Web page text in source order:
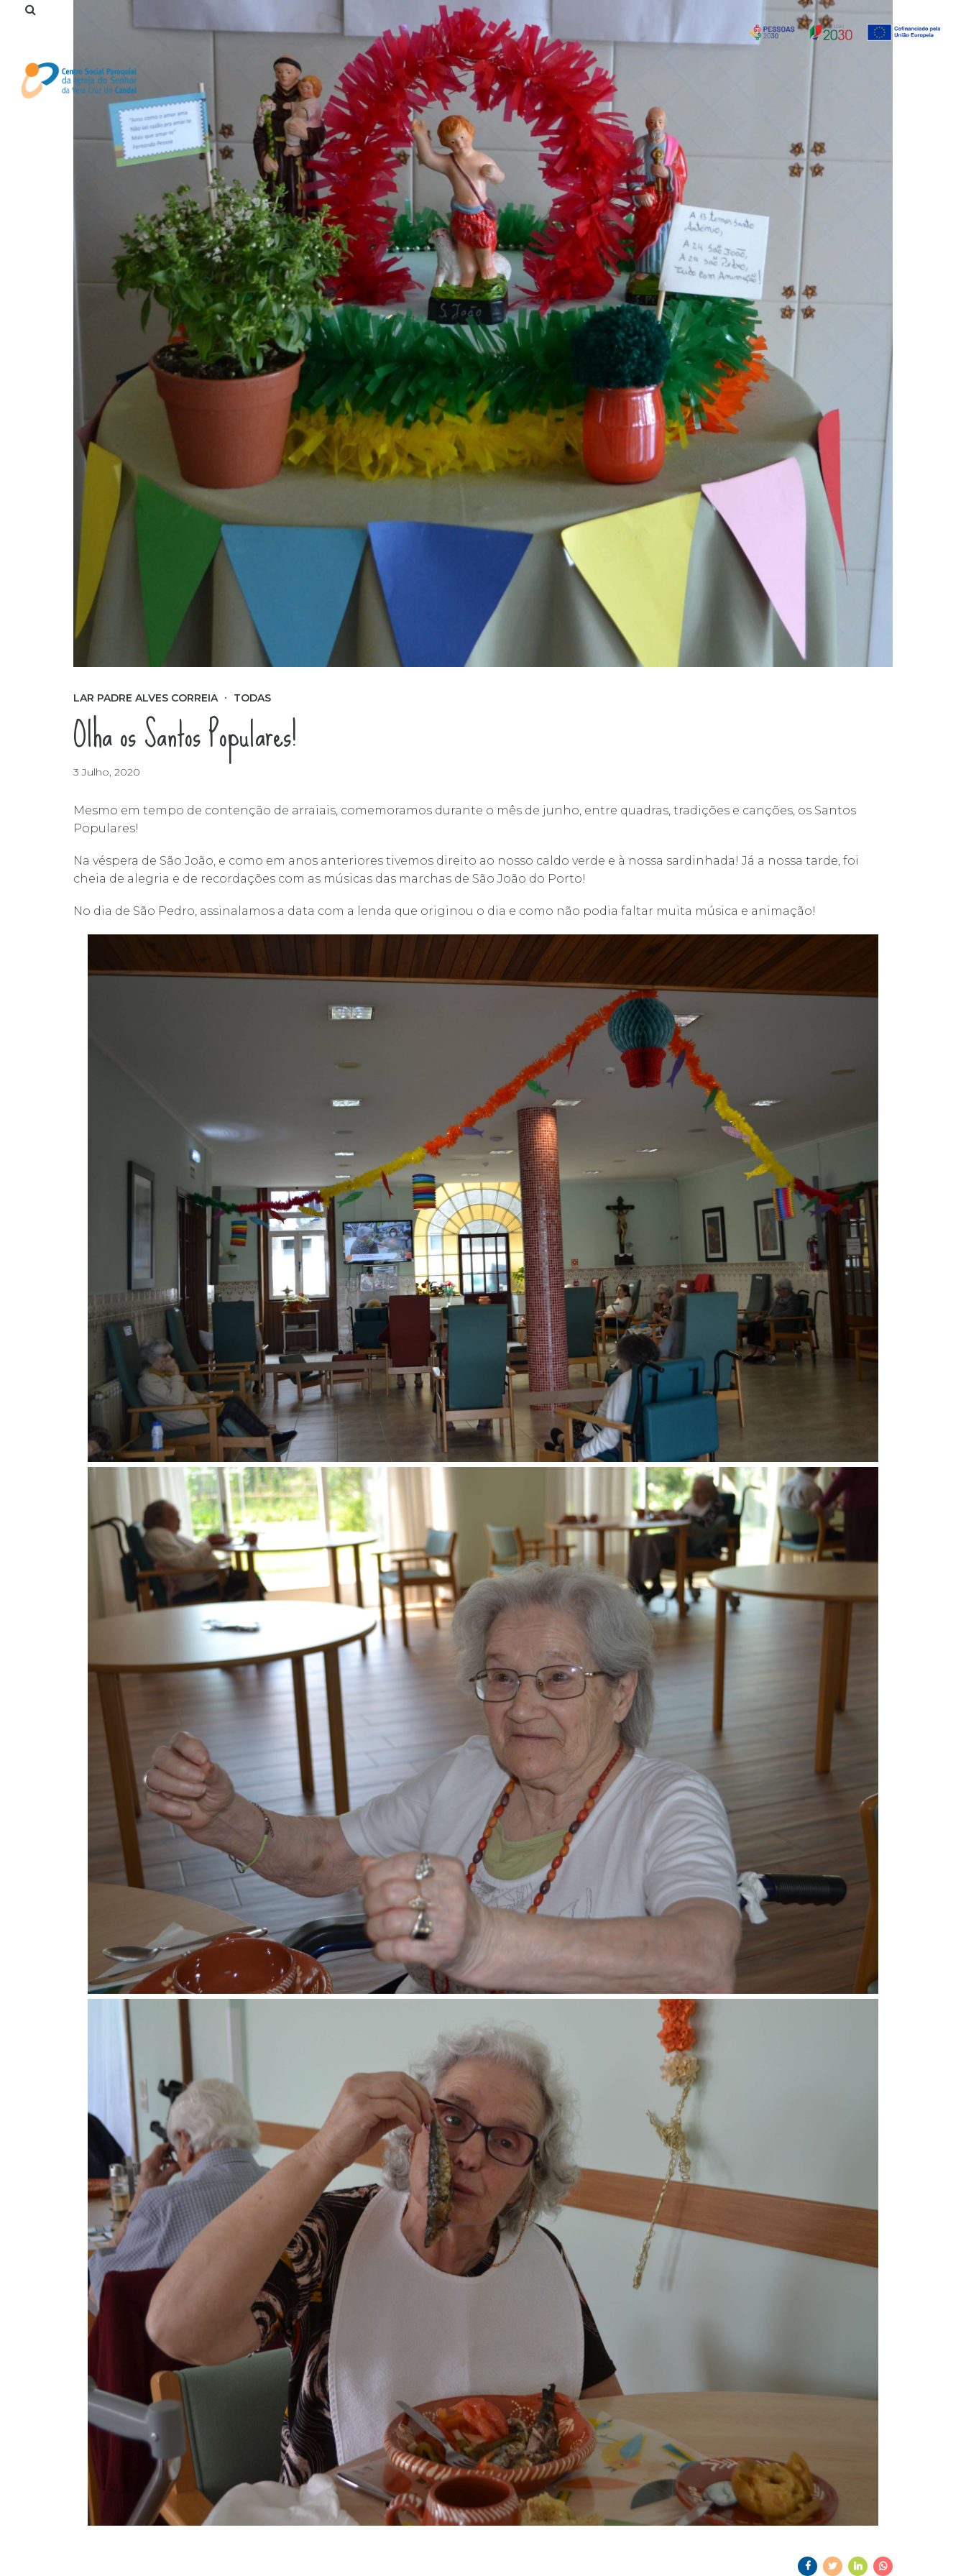
LAR PADRE ALVES CORREIA TODAS
Olha os Santos Populares!
3 Julho, 2020
Mesmo em tempo de contenção de arraiais, comemoramos durante o mês de junho, entre quadras, tradições e canções, os Santos
Populares!
Na véspera de São João, e como em anos anteriores tivemos direito ao nosso caldo verde e à nossa sardinhada! Já a nossa tarde, foi
cheia de alegria e de recordações com as músicas das marchas de São João do Porto!
No dia de São Pedro, assinalamos a data com a lenda que originou o dia e como não podia faltar muita música e animação!